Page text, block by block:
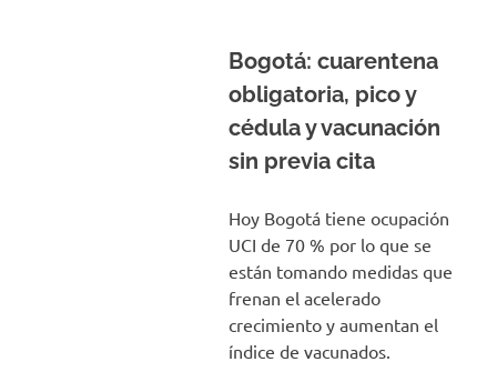
Bogotá: cuarentena
obligatoria, pico y
cédula y vacunación
sin previa cita
Hoy Bogotá tiene ocupación
UCI de 70 % por lo que se
están tomando medidas que
frenan el acelerado
crecimiento y aumentan el
índice de vacunados.